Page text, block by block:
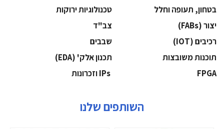
בטחון, תעופה וחלל
‫טכנולוגיות ירוקות‬
‫יצור (‪(FABs‬‬
‫צב"ד‬
‫רכיבים‬ (IOT)
‫שבבים‬
‫תוכנות משובצות‬
‫תכנון אלק' (‪(EDA‬‬
‫‪FPGA‬‬
השותפים שלנו